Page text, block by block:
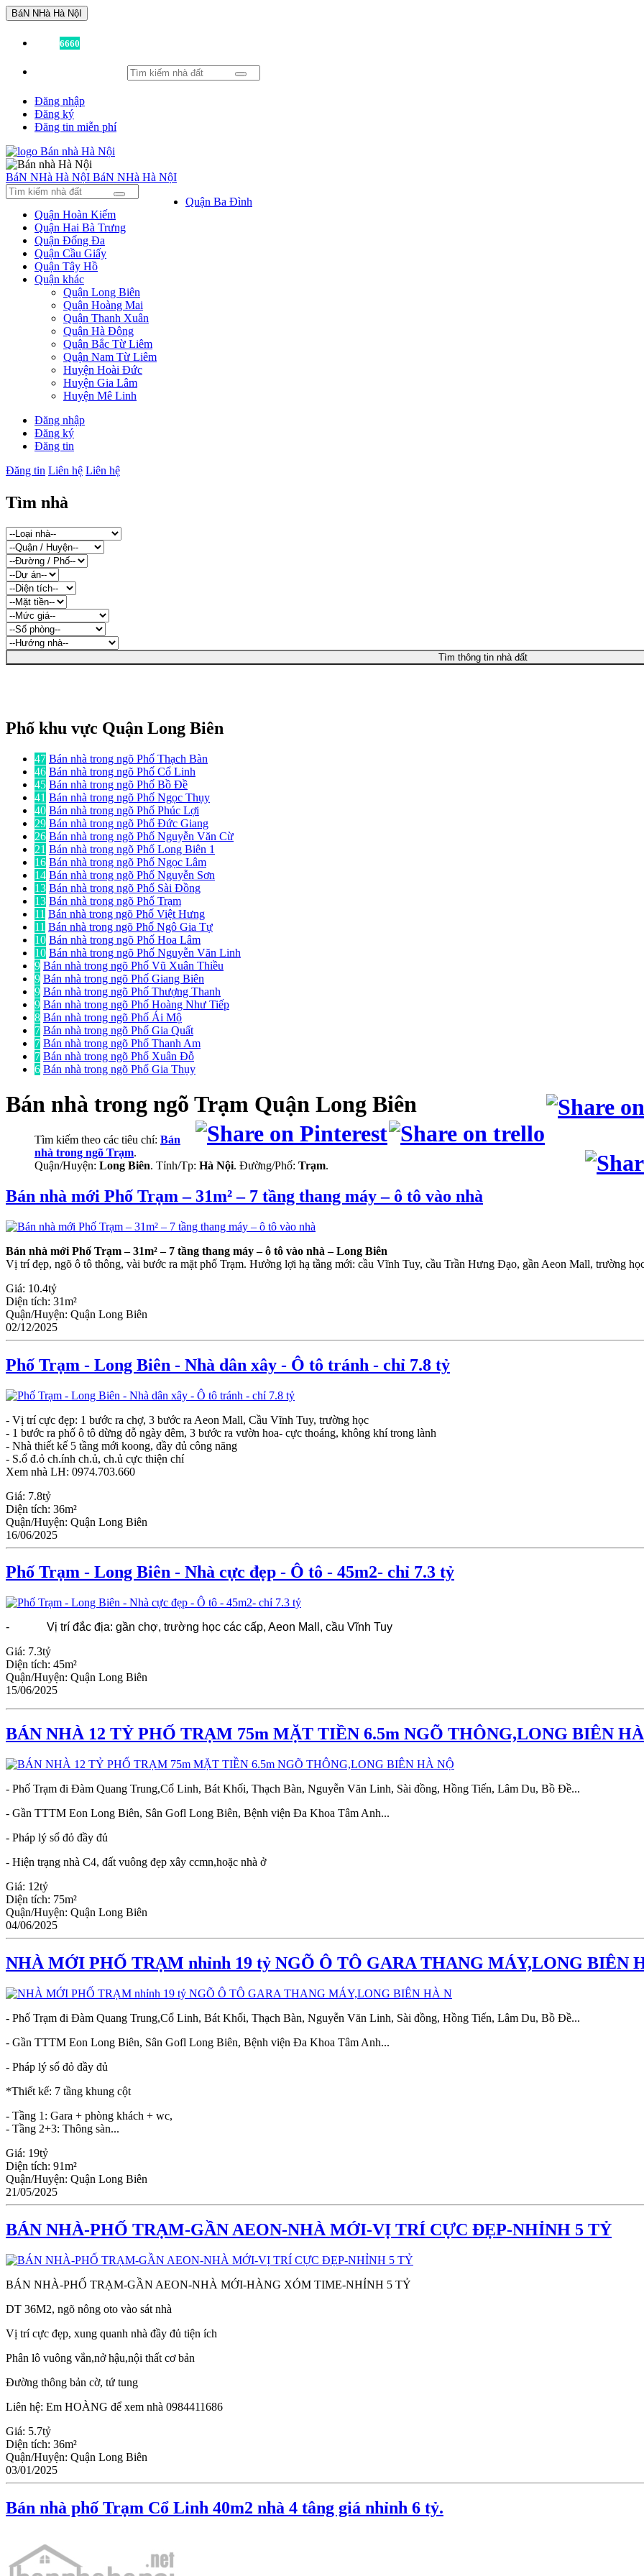
BáN NHà Hà NộI
6660
Đăng nhập
Đăng ký
Đăng tin miễn phí
BáN NHà Hà NộI BáN NHà Hà NộI
Quận Ba Đình
Quận Hoàn Kiếm
Quận Hai Bà Trưng
Quận Đống Đa
Quận Cầu Giấy
Quận Tây Hồ
Quận khác
Quận Long Biên
Quận Hoàng Mai
Quận Thanh Xuân
Quận Hà Đông
Quận Bắc Từ Liêm
Quận Nam Từ Liêm
Huyện Hoài Đức
Huyện Gia Lâm
Huyện Mê Linh
Đăng nhập
Đăng ký
Đăng tin
Đăng tin Liên hệ Liên hệ
Tìm nhà
Tìm thông tin nhà đất
Phố khu vực Quận Long Biên
47 Bán nhà trong ngõ Phố Thạch Bàn
46 Bán nhà trong ngõ Phố Cổ Linh
45 Bán nhà trong ngõ Phố Bồ Đề
41 Bán nhà trong ngõ Phố Ngọc Thụy
40 Bán nhà trong ngõ Phố Phúc Lợi
29 Bán nhà trong ngõ Phố Đức Giang
26 Bán nhà trong ngõ Phố Nguyễn Văn Cừ
21 Bán nhà trong ngõ Phố Long Biên 1
16 Bán nhà trong ngõ Phố Ngọc Lâm
14 Bán nhà trong ngõ Phố Nguyễn Sơn
13 Bán nhà trong ngõ Phố Sài Đồng
13 Bán nhà trong ngõ Phố Trạm
11 Bán nhà trong ngõ Phố Việt Hưng
11 Bán nhà trong ngõ Phố Ngô Gia Tự
10 Bán nhà trong ngõ Phố Hoa Lâm
10 Bán nhà trong ngõ Phố Nguyễn Văn Linh
9 Bán nhà trong ngõ Phố Vũ Xuân Thiều
9 Bán nhà trong ngõ Phố Giang Biên
9 Bán nhà trong ngõ Phố Thượng Thanh
9 Bán nhà trong ngõ Phố Hoàng Như Tiếp
8 Bán nhà trong ngõ Phố Ái Mộ
7 Bán nhà trong ngõ Phố Gia Quất
7 Bán nhà trong ngõ Phố Thanh Am
7 Bán nhà trong ngõ Phố Xuân Đỗ
6 Bán nhà trong ngõ Phố Gia Thụy
Bán nhà trong ngõ Trạm Quận Long Biên
Tìm kiếm theo các tiêu chí: Bán
nhà trong ngõ Trạm.
Quận/Huyện: Long Biên. Tỉnh/Tp: Hà Nội. Đường/Phố: Trạm.
Bán nhà mới Phố Trạm – 31m² – 7 tầng thang máy – ô tô vào nhà
Bán nhà mới Phố Trạm – 31m² – 7 tầng thang máy – ô tô vào nhà – Long Biên
Vị trí đẹp, ngõ ô tô thông, vài bước ra mặt phố Trạm. Hưởng lợi hạ tầng mới: cầu Vĩnh Tuy, cầu Trần Hưng Đạo, gần Aeon Mall, trường
Giá: 10.4tỷ
Diện tích: 31m²
Quận/Huyện: Quận Long Biên
02/12/2025
Phố Trạm - Long Biên - Nhà dân xây - Ô tô tránh - chỉ 7.8 tỷ
- Vị trí cực đẹp: 1 bước ra chợ, 3 bước ra Aeon Mall, Cầu Vĩnh Tuy, trường học
- 1 bước ra phố ô tô dừng đỗ ngày đêm, 3 bước ra vườn hoa- cực thoáng, không khí trong lành
- Nhà thiết kế 5 tầng mới koong, đầy đủ công năng
- S.ổ đ.ỏ ch.ính ch.ủ, ch.ủ cực thiện chí
Xem nhà LH: 0974.703.660
Giá: 7.8tỷ
Diện tích: 36m²
Quận/Huyện: Quận Long Biên
16/06/2025
Phố Trạm - Long Biên - Nhà cực đẹp - Ô tô - 45m2- chỉ 7.3 tỷ
-
Vị trí đắc địa: gần chợ, trường học các cấp, Aeon Mall, cầu Vĩnh Tuy
Giá: 7.3tỷ
Diện tích: 45m²
Quận/Huyện: Quận Long Biên
15/06/2025
BÁN NHÀ 12 TỶ PHỐ TRẠM 75m MẶT TIỀN 6.5m NGÕ THÔNG,LONG BIÊN
- Phố Trạm đi Đàm Quang Trung,Cổ Linh, Bát Khối, Thạch Bàn, Nguyễn Văn Linh, Sài đồng, Hồng Tiến, Lâm Du, Bồ Đề...
- Gần TTTM Eon Long Biên, Sân Gofl Long Biên, Bệnh viện Đa Khoa Tâm Anh...
- Pháp lý sổ đỏ đầy đủ
- Hiện trạng nhà C4, đất vuông đẹp xây ccmn,hoặc nhà ở
Giá: 12tỷ
Diện tích: 75m²
Quận/Huyện: Quận Long Biên
04/06/2025
NHÀ MỚI PHỐ TRẠM nhỉnh 19 tỷ NGÕ Ô TÔ GARA THANG MÁY,LONG BIÊN
- Phố Trạm đi Đàm Quang Trung,Cổ Linh, Bát Khối, Thạch Bàn, Nguyễn Văn Linh, Sài đồng, Hồng Tiến, Lâm Du, Bồ Đề...
- Gần TTTM Eon Long Biên, Sân Gofl Long Biên, Bệnh viện Đa Khoa Tâm Anh...
- Pháp lý sổ đỏ đầy đủ
*Thiết kế: 7 tầng khung cột
- Tầng 1: Gara + phòng khách + wc,
- Tầng 2+3: Thông sàn...
Giá: 19tỷ
Diện tích: 91m²
Quận/Huyện: Quận Long Biên
21/05/2025
BÁN NHÀ-PHỐ TRẠM-GẦN AEON-NHÀ MỚI-VỊ TRÍ CỰC ĐẸP-NHỈNH 5 TỶ
BÁN NHÀ-PHỐ TRẠM-GẦN AEON-NHÀ MỚI-HÀNG XÓM TIME-NHỈNH 5 TỶ
DT 36M2, ngõ nông oto vào sát nhà
Vị trí cực đẹp, xung quanh nhà đầy đủ tiện ích
Phân lô vuông vắn,nở hậu,nội thất cơ bản
Đường thông bản cờ, tứ tung
Liên hệ: Em HOÀNG để xem nhà 0984411686
Giá: 5.7tỷ
Diện tích: 36m²
Quận/Huyện: Quận Long Biên
03/01/2025
Bán nhà phố Trạm Cổ Linh 40m2 nhà 4 tâng giá nhỉnh 6 tỷ.